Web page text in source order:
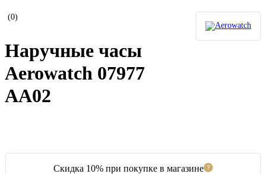
(0)
Скидка 10% при покупке в магазине
Наручные часы
Aerowatch 07977
AA02